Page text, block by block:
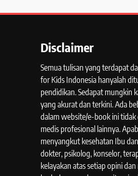
Disclaimer
Semua tulisan yang terdapat
for Kids Indonesia hanyalah
pendidikan. Sedapat mungkin
yang akurat dan terkini. Ada
dalam website/e-book ini
medis profesional lainnya.
menyangkut kesehatan Ibu
dokter, psikolog, konselor,
kelayakan atas setiap opini